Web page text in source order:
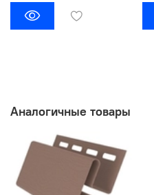
Аналогичные товары